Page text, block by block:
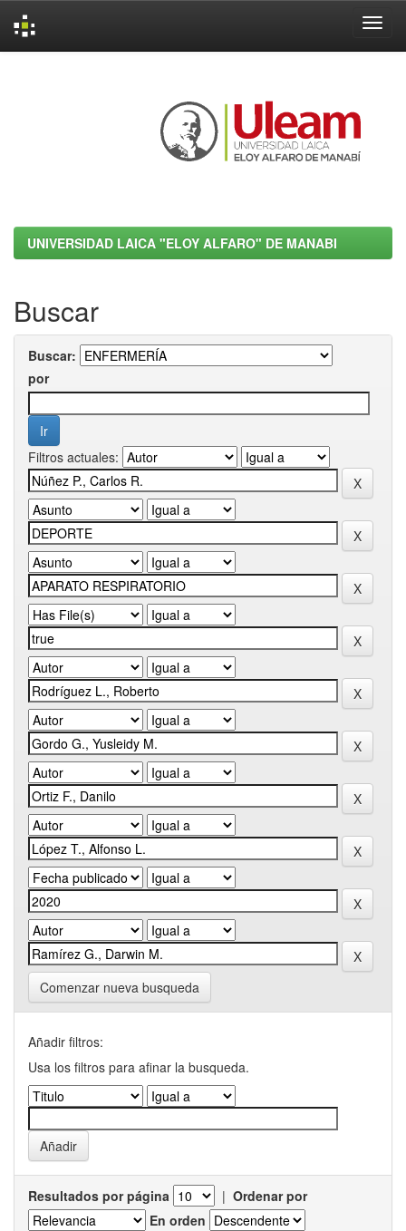
UNIVERSIDAD LAICA "ELOY ALFARO" DE MANABI
Buscar
Buscar:
por
Filtros actuales:
Comenzar nueva busqueda
Añadir filtros:
Usa los filtros para afinar la busqueda.
Resultados por página | Ordenar por
En orden